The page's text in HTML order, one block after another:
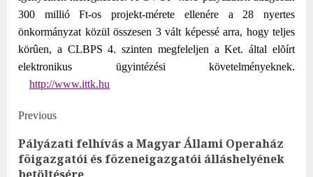
300 millió Ft-os projekt-mérete ellenére a 28 nyertes
önkormányzat közül összesen 3 vált képessé arra, hogy teljes
körûen, a CLBPS 4. szinten megfeleljen a Ket. által elõírt
elektronikus ügyintézési követelményeknek.
http://www.ittk.hu
Post
navigation
Previous
Pályázati felhívás a Magyar Állami Operaház
fõigazgatói és fõzeneigazgatói álláshelyének